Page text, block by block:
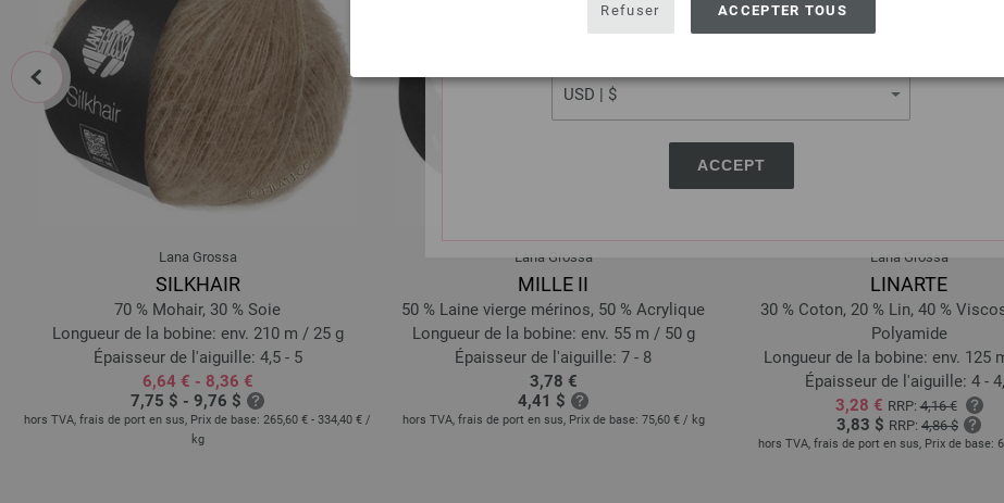
ACCEPT
Refuser ACCEPTER TOUS
Lana Grossa
SILKHAIR
70 % Mohair, 30 % Soie
Longueur de la bobine: env. 210 m / 25 g
Épaisseur de l'aiguille: 4,5 - 5
6,64 € - 8,36 €
7,75 $ - 9,76 $
hors TVA, frais de port en sus, Prix de base: 265,60 € - 334,40 € /
kg
Lana Grossa
MILLE II
50 % Laine vierge mérinos, 50 % Acrylique
Longueur de la bobine: env. 55 m / 50 g
Épaisseur de l'aiguille: 7 - 8
3,78 €
4,41 $
hors TVA, frais de port en sus, Prix de base: 75,60 € / kg
Lana Grossa
LINARTE
30 % Coton, 20 % Lin, 40 %
Polyamide
Longueur de la bobine: env. 125
Épaisseur de l'aiguille: 4 -
3,28 € RRP:4,16 €
3,83 $ RRP: 4,86 $
hors TVA, frais de port en sus, Prix de base:
prev